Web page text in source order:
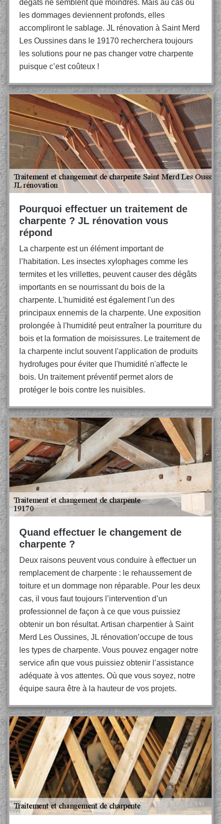
dégâts ne semblent que moindres. Mais au cas où
les dommages deviennent profonds, elles
accompliront le sablage. JL rénovation à Saint Merd
Les Oussines dans le 19170 recherchera toujours
les solutions pour ne pas changer votre charpente
puisque c’est coûteux !
Pourquoi effectuer un traitement de
charpente ? JL rénovation vous
répond
La charpente est un élément important de
l’habitation. Les insectes xylophages comme les
termites et les vrillettes, peuvent causer des dégâts
importants en se nourrissant du bois de la
charpente. L'humidité est également l'un des
principaux ennemis de la charpente. Une exposition
prolongée à l'humidité peut entraîner la pourriture du
bois et la formation de moisissures. Le traitement de
la charpente inclut souvent l'application de produits
hydrofuges pour éviter que l'humidité n'affecte le
bois. Un traitement préventif permet alors de
protéger le bois contre les nuisibles.
Quand effectuer le changement de
charpente ?
Deux raisons peuvent vous conduire à effectuer un
remplacement de charpente : le rehaussement de
toiture et un dommage non réparable. Pour les deux
cas, il vous faut toujours l’intervention d’un
professionnel de façon à ce que vous puissiez
obtenir un bon résultat. Artisan charpentier à Saint
Merd Les Oussines, JL rénovation’occupe de tous
les types de charpente. Vous pouvez engager notre
service afin que vous puissiez obtenir l’assistance
adéquate à vos attentes. Où que vous soyez, notre
équipe saura être à la hauteur de vos projets.